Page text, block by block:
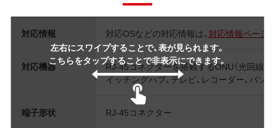
左右にスワイプすることで、表が見られます。
こちらをタップすることで非表示にできます。
対応情報 対応OSなどの対応情報は、 対応情報ページ
対応機器
RJ-45コネクターを搭載するONU（光回線終
イッチングハブ、テレビ、レコーダー、パソ
端子形状 RJ-45コネクター